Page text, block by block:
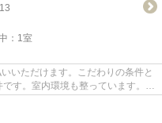
： 1室
いただけます。こだわりの条件と
す。室内環境も整っています。当